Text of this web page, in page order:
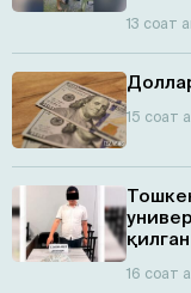
13 соат
15 соат
16 соат